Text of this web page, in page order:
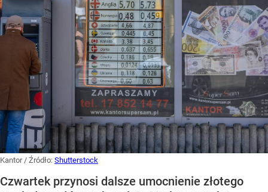
Kantor/ Źródło: Shutterstock
Czwartek przynosi dalsze umocnienie złotego